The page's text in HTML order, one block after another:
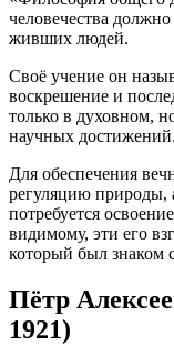
человечества
живших людей.
Своё учение он
воскрешение и
только в духовном,
научных достижений.
Для обеспечения
регуляцию природы,
потребуется
видимому, эти его
который был знаком
Пётр
1921)